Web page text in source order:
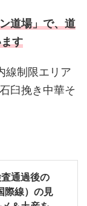
道場」で、道
す
線制限エリア
臼挽き中華そ
査通過後の
際線）の見